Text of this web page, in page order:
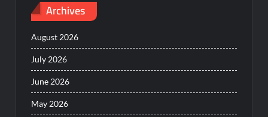
Archives
August 2026
July 2026
June 2026
May 2026